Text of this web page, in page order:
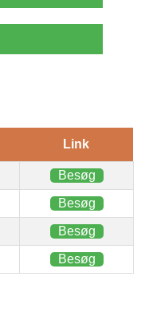
Link
Besøg
Besøg
Besøg
Besøg